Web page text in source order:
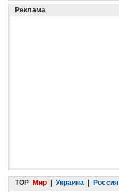
Реклама
TOP Мир | Украина | Россия